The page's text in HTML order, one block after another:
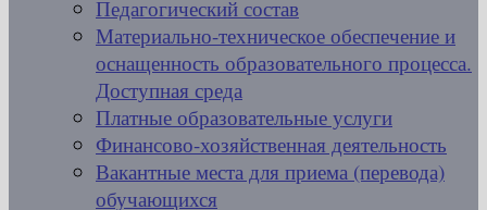
Педагогический состав
Материально-техническое обеспечение и
оснащенность образовательного процесса.
Доступная среда
Платные образовательные услуги
Финансово-хозяйственная деятельность
Вакантные места для приема (перевода)
обучающихся